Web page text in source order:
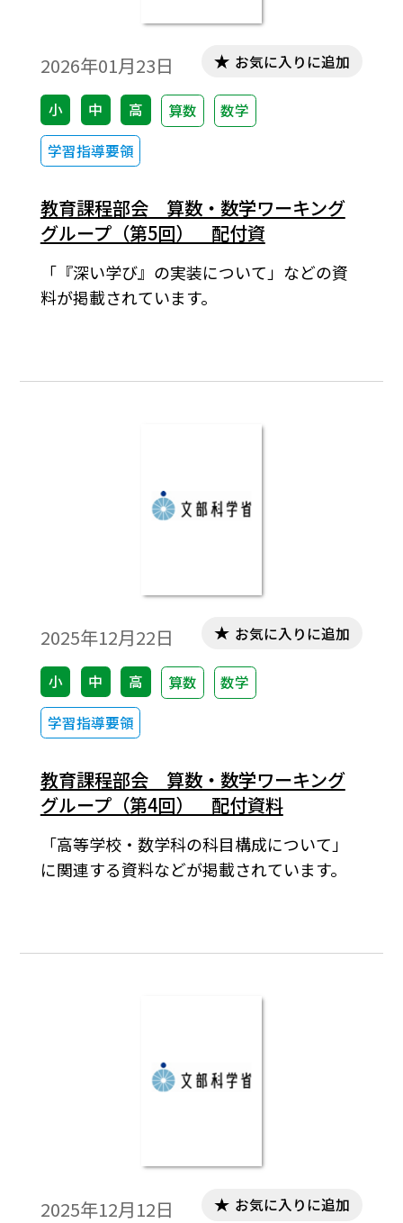
2026年01月23日
小 中 高 算数
数学
学習指導要領
お気に入りに追加
教育課程部会 算数・数学ワーキング
グループ（第5回） 配付資
「『深い学び』の実装について」などの資
料が掲載されています。
2025年12月22日
小 中 高 算数
数学
学習指導要領
お気に入りに追加
教育課程部会 算数・数学ワーキング
グループ（第4回） 配付資料
「高等学校・数学科の科目構成について」
に関連する資料などが掲載されています。
2025年12月12日 お気に入りに追加